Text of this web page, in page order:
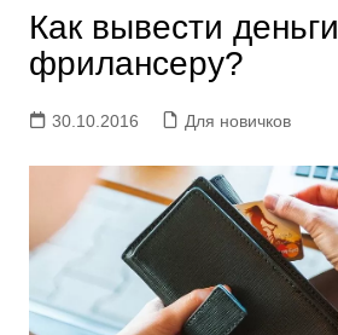
Как вывести деньги
фрилансеру?
30.10.2016 Для новичков